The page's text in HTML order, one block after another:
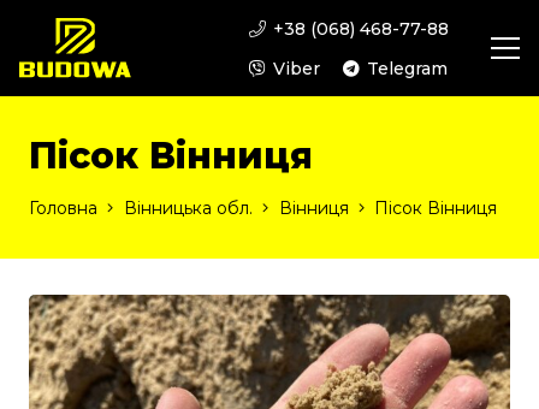
+38 (068) 468-77-88
Viber
Telegram
Пісок Вінниця
Головна Вінницька обл. Вінниця Пісок Вінниця